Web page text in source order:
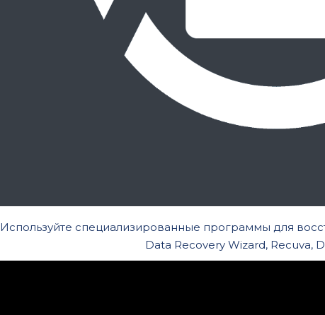
Используйте специализированные программы для
Data Recovery Wizard, Recuva,